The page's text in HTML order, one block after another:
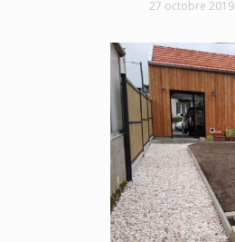
27 octobre 2019